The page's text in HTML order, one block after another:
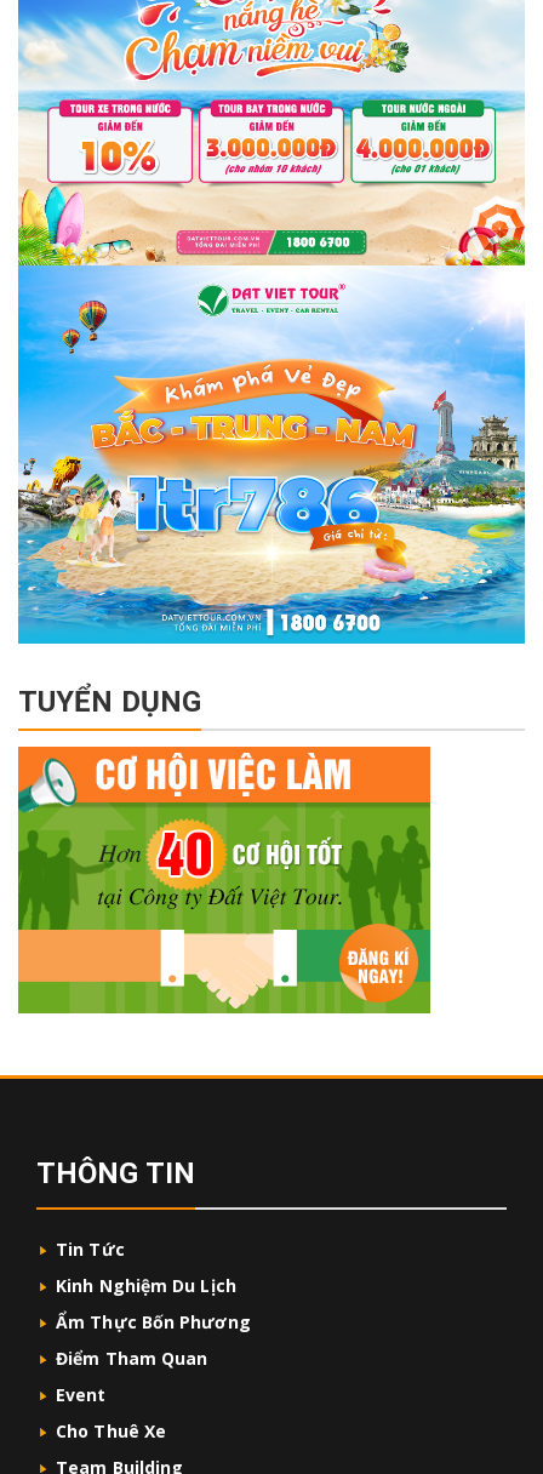
TUYỂN DỤNG
THÔNG TIN
Tin Tức
Kinh Nghiệm Du Lịch
Ẩm Thực Bốn Phương
Điểm Tham Quan
Event
Cho Thuê Xe
Team Building